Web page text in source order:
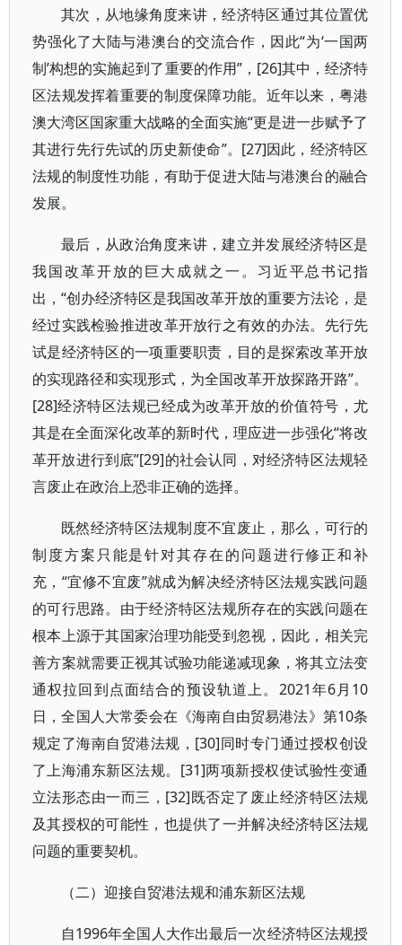
其次，从地缘角度来讲，经济特区通过其位置优
势强化了大陆与港澳台的交流合作，因此“为‘一国两
制’构想的实施起到了重要的作用”，[26]其中，经济特
区法规发挥着重要的制度保障功能。近年以来，粤港
澳大湾区国家重大战略的全面实施“更是进一步赋予了
其进行先行先试的历史新使命”。[27]因此，经济特区
法规的制度性功能，有助于促进大陆与港澳台的融合
发展。
最后，从政治角度来讲，建立并发展经济特区是
我国改革开放的巨大成就之一。习近平总书记指
出，“创办经济特区是我国改革开放的重要方法论，是
经过实践检验推进改革开放行之有效的办法。先行先
试是经济特区的一项重要职责，目的是探索改革开放
的实现路径和实现形式，为全国改革开放探路开路”。
[28]经济特区法规已经成为改革开放的价值符号，尤
其是在全面深化改革的新时代，理应进一步强化“将改
革开放进行到底”[29]的社会认同，对经济特区法规轻
言废止在政治上恐非正确的选择。
既然经济特区法规制度不宜废止，那么，可行的
制度方案只能是针对其存在的问题进行修正和补
充，“宜修不宜废”就成为解决经济特区法规实践问题
的可行思路。由于经济特区法规所存在的实践问题在
根本上源于其国家治理功能受到忽视，因此，相关完
善方案就需要正视其试验功能递减现象，将其立法变
通权拉回到点面结合的预设轨道上。2021年6月10
日，全国人大常委会在《海南自由贸易港法》第10条
规定了海南自贸港法规，[30]同时专门通过授权创设
了上海浦东新区法规。[31]两项新授权使试验性变通
立法形态由一而三，[32]既否定了废止经济特区法规
及其授权的可能性，也提供了一并解决经济特区法规
问题的重要契机。
（二）迎接自贸港法规和浦东新区法规
自1996年全国人大作出最后一次经济特区法规授